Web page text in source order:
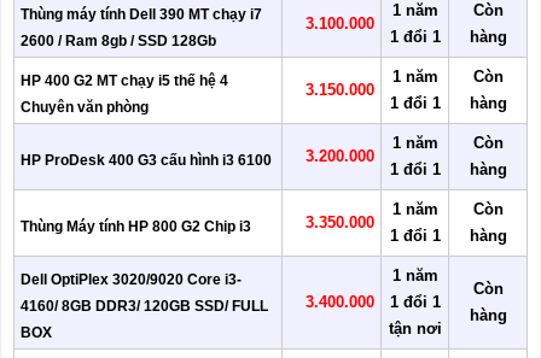
Thùng máy tính Dell 390 MT chạy i7
2600 / Ram 8gb / SSD 128Gb
3.100.000
1 năm
1 đổi 1
Còn
hàng
HP 400 G2 MT chạy i5 thế hệ 4
Chuyên văn phòng
3.150.000
1 năm
1 đổi 1
Còn
hàng
HP ProDesk 400 G3 cấu hình i3 6100 3.200.000
1 năm
1 đổi 1
Còn
hàng
Thùng Máy tính HP 800 G2 Chip i3 3.350.000
1 năm
1 đổi 1
Còn
hàng
Dell OptiPlex 3020/9020 Core i3-
4160/ 8GB DDR3/ 120GB SSD/ FULL
BOX
3.400.000
1 năm
1 đổi 1
tận nơi
Còn
hàng